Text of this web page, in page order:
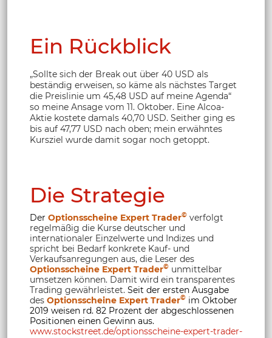
Ein Rückblick
„Sollte sich der Break out über 40 USD als
beständig erweisen, so käme als nächstes Target
die Preislinie um 45,48 USD auf meine Agenda“
so meine Ansage vom 11. Oktober. Eine Alcoa-
Aktie kostete damals 40,70 USD. Seither ging es
bis auf 47,77 USD nach oben; mein erwähntes
Kursziel wurde damit sogar noch getoppt.
Die Strategie
Der Optionsscheine Expert Trader© verfolgt
regelmäßig die Kurse deutscher und
internationaler Einzelwerte und Indizes und
spricht bei Bedarf konkrete Kauf- und
Verkaufsanregungen aus, die Leser des
Optionsscheine Expert Trader© unmittelbar
umsetzen können. Damit wird ein transparentes
Trading gewährleistet. Seit der ersten Ausgabe
des Optionsscheine Expert Trader© im Oktober
2019 weisen rd. 82 Prozent der abgeschlossenen
Positionen einen Gewinn aus.
www.stockstreet.de/optionsscheine-expert-trader-